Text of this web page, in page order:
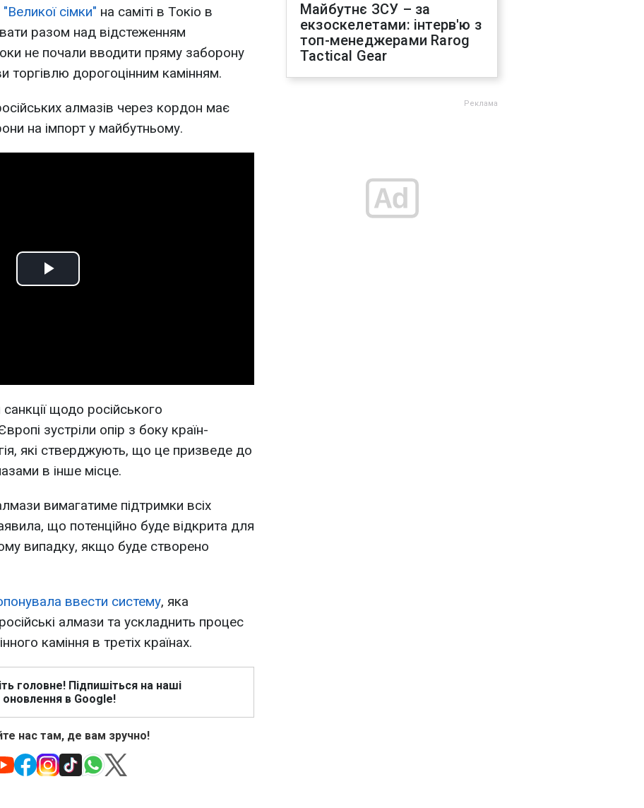
сімки" на саміті в Токіо в
разом над відстеженням
не почали вводити пряму заборону
торгівлю дорогоцінним камінням.
алмазів через кордон має
на імпорт у майбутньому.
Play
щодо російського
зустріли опір з боку країн-
які стверджують, що це призведе до
в інше місце.
вимагатиме підтримки всіх
що потенційно буде відкрита для
випадку, якщо буде створено
ввести систему, яка
алмази та ускладнить процес
каміння в третіх країнах.
головне! Підпишіться на наші
оновлення в Google!
нас там, де вам зручно!
Майбутнє ЗСУ – за
екзоскелетами: інтерв'ю з
топ-менеджерами Rarog
Tactical Gear